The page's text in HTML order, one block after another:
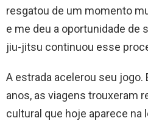
resgatou de um momento
e me deu a oportunidade de
jiu-jitsu continuou esse
A estrada acelerou seu jogo.
anos, as viagens trouxeram
cultural que hoje aparece na